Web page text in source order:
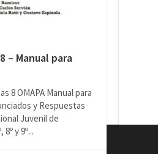
– Manual para
8 OMAPA Manual para
y Respuestas
Juvenil de
y 9º...